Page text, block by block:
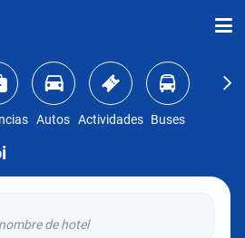
Autos Actividades Buses
de hotel